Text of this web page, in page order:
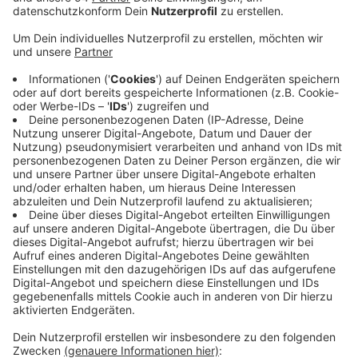
Anzeige
Viele Betriebe schätzen ihre Lage besser ein als noch
im Herbst. Ein Drittel bewertet die Geschäftslage mit
„gut“, etwa die Hälfte mit „befriedigend“ und 18
Prozent mit „schlecht“. Der Blick in die Zukunft ist
auch etwas positiver als im letzten Jahr, trotzdem
gehen die meisten Unternehmen aber immer noch
davon aus, dass sich die Geschäftslage
verschlechtert. Gründe sind weiterhin der Krieg in der
Ukraine, die Energiekrise und die hohe Inflationsrate.
Die Unternehmen suchen aber auch nach Lösungen
und passen sich an. Viele Betriebe würden Energie
einsparen und auch in die Energieeffizienz investieren,